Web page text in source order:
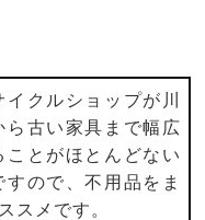
クルショップが川
古い家具まで幅広
ことがほとんどない
ので、不用品をま
スメです。